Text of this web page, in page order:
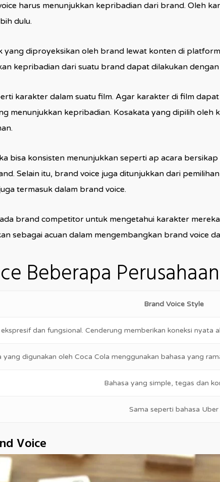
harus menunjukkan kepribadian dari brand. Oleh
dulu.
yang diproyeksikan oleh brand lewat konten di
kepribadian dari suatu brand dapat dilakukan
karakter dalam suatu film. Agar karakter di film
menunjukkan kepribadian. Kosakata yang dipilih
bisa konsisten menunjukkan seperti ap acara
Selain itu, brand voice juga ditunjukkan dari
termasuk dalam brand voice.
brand competitor untuk mengetahui karakter
sebagai acuan dalam mengembangkan brand voice
Beberapa Perusahaan
Brand Voice Style
dan fungsional. Cenderung memberikan koneksi nyata
yang digunakan oleh Coca Cola menggunakan bahasa yang
Bahasa yang simple, tegas dan
Sama seperti bahasa Uber
Voice